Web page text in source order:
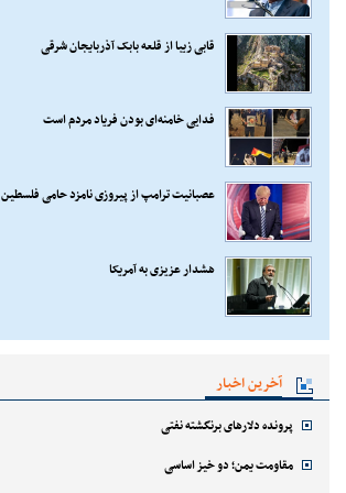
قابی زیبا از قلعه بابک آذربایجان شرقی
فدایی خامنه‌ای بودن فریاد مردم است
عصبانیت ترامپ از پیروزی نامزد حامی فلسطین
هشدار عزیزی به آمریکا
آخرین اخبار
پرونده دلارهای برنگشته نفتی
مقاومت یمن؛ دو خیز اساسی